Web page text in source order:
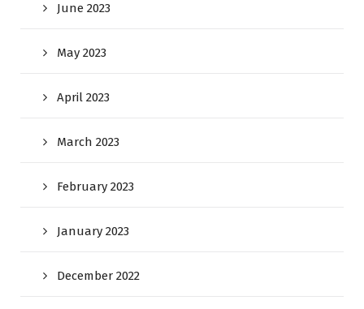
June 2023
May 2023
April 2023
March 2023
February 2023
January 2023
December 2022